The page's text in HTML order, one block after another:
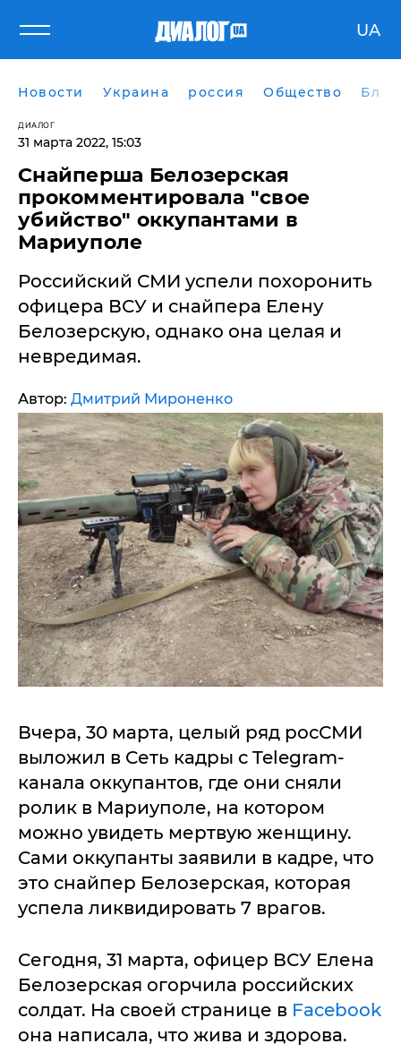
UA
Новости Украина россия Общество
ДИАЛОГ
31 марта 2022, 15:03
​Снайперша Белозерская
прокомментировала "свое
убийство" оккупантами в
Мариуполе
Российский СМИ успели похоронить
офицера ВСУ и снайпера Елену
Белозерскую, однако она целая и
невредимая.
Автор: Дмитрий Мироненко
Вчера, 30 марта, целый ряд росСМИ
выложил в Сеть кадры с Telegram-
канала оккупантов, где они сняли
ролик в Мариуполе, на котором
можно увидеть мертвую женщину.
Сами оккупанты заявили в кадре, что
это снайпер Белозерская, которая
успела ликвидировать 7 врагов.
Сегодня, 31 марта, офицер ВСУ Елена
Белозерская огорчила российских
солдат. На своей странице в Facebook
она написала, что жива и здорова.